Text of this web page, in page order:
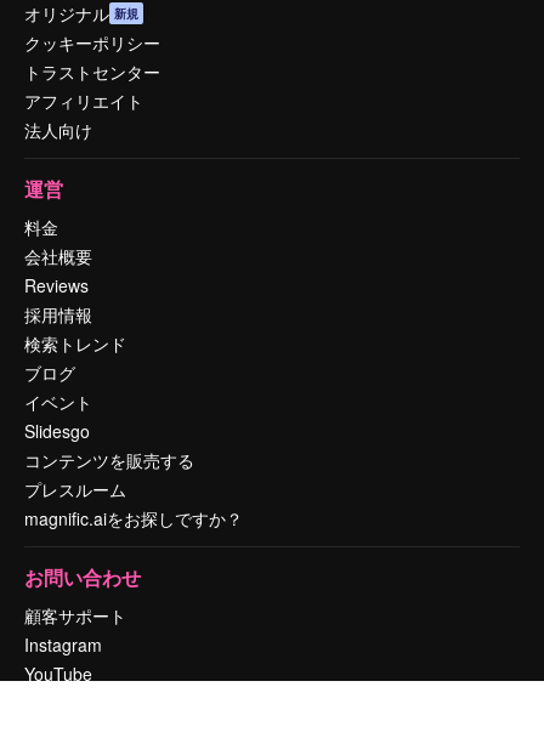
オリジナル 新規
クッキーポリシー
トラストセンター
アフィリエイト
法人向け
運営
料金
会社概要
Reviews
採用情報
検索トレンド
ブログ
イベント
Slidesgo
コンテンツを販売する
プレスルーム
magnific.aiをお探しですか？
お問い合わせ
顧客サポート
Instagram
YouTube